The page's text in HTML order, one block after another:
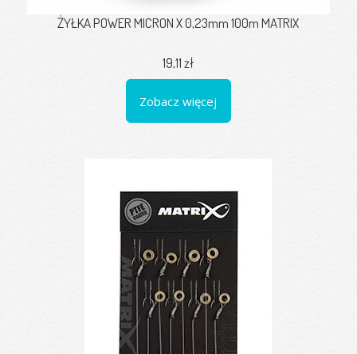
ŻYŁKA POWER MICRON X 0,23mm 100m MATRIX
19,11 zł
Zobacz więcej